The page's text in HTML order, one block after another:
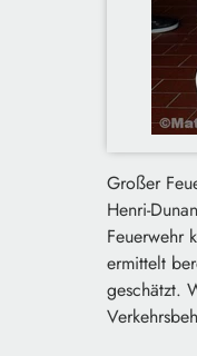
Großer
Henri-
Feuerwehr
ermittelt
geschätzt.